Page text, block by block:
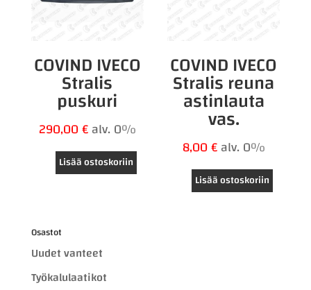
COVIND IVECO
Stralis
puskuri
290,00€alv. 0%
Lisää ostoskoriin
COVIND IVECO
Stralis reuna
astinlauta
vas.
8,00€alv. 0%
Lisää ostoskoriin
Osastot
Uudet vanteet
Työkalulaatikot